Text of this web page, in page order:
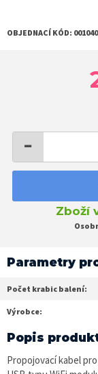
OBJEDNACÍ KÓD:
−
Zboží
Parametry
Počet krabic balení:
Výrobce:
Popis
Propojovací kabel